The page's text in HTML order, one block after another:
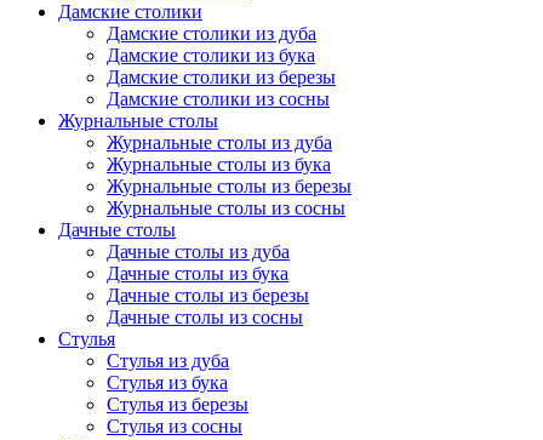
Дамские столики
Дамские столики из дуба
Дамские столики из бука
Дамские столики из березы
Дамские столики из сосны
Журнальные столы
Журнальные столы из дуба
Журнальные столы из бука
Журнальные столы из березы
Журнальные столы из сосны
Дачные столы
Дачные столы из дуба
Дачные столы из бука
Дачные столы из березы
Дачные столы из сосны
Стулья
Стулья из дуба
Стулья из бука
Стулья из березы
Стулья из сосны